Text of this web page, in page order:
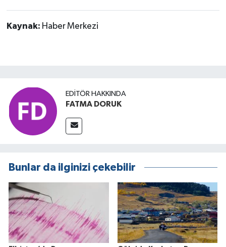
Kaynak: Haber Merkezi
EDITÖR HAKKINDA
FATMA DORUK
Bunlar da ilginizi çekebilir